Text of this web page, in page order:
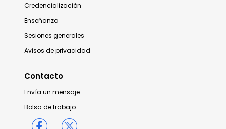
Credencialización
Enseñanza
Sesiones generales
Avisos de privacidad
Contacto
Envía un mensaje
Bolsa de trabajo